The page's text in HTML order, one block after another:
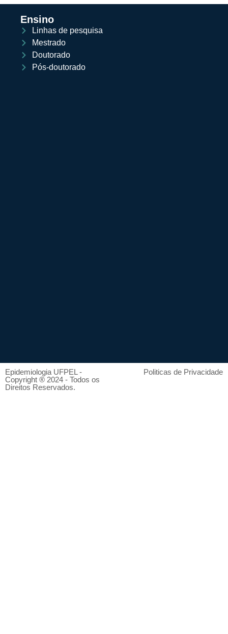
Ensino
Linhas de pesquisa
Mestrado
Doutorado
Pós-doutorado
Epidemiologia UFPEL -
Copyright ® 2024 - Todos os
Direitos Reservados.
Politicas de Privacidade